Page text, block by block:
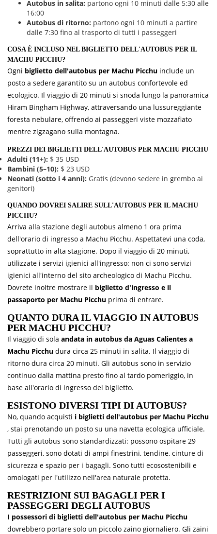
Autobus in salita: partono ogni 10 minuti dalle 5:30 alle
16:00
Autobus di ritorno: partono ogni 10 minuti a partire
dalle 7:30 fino al trasporto di tutti i passeggeri
COSA È INCLUSO NEL BIGLIETTO DELL'AUTOBUS PER IL
MACHU PICCHU?
Ogni biglietto dell'autobus per Machu Picchu include un
posto a sedere garantito su un autobus confortevole ed
ecologico. Il viaggio di 20 minuti si snoda lungo la panoramica
Hiram Bingham Highway, attraversando una lussureggiante
foresta nebulare, offrendo ai passeggeri viste mozzafiato
mentre zigzagano sulla montagna.
PREZZI DEI BIGLIETTI DELL'AUTOBUS PER MACHU PICCHU
Adulti (11+): $ 35 USD
Bambini (5–10): $ 23 USD
Neonati (sotto i 4 anni): Gratis (devono sedere in grembo ai
genitori)
QUANDO DOVREI SALIRE SULL'AUTOBUS PER IL MACHU
PICCHU?
Arriva alla stazione degli autobus almeno 1 ora prima
dell'orario di ingresso a Machu Picchu. Aspettatevi una coda,
soprattutto in alta stagione. Dopo il viaggio di 20 minuti,
utilizzate i servizi igienici all'ingresso: non ci sono servizi
igienici all'interno del sito archeologico di Machu Picchu.
Dovrete inoltre mostrare il biglietto d'ingresso e il
passaporto per Machu Picchu prima di entrare.
QUANTO DURA IL VIAGGIO IN AUTOBUS
PER MACHU PICCHU?
Il viaggio di sola andata in autobus da Aguas Calientes a
Machu Picchu dura circa 25 minuti in salita. Il viaggio di
ritorno dura circa 20 minuti. Gli autobus sono in servizio
continuo dalla mattina presto fino al tardo pomeriggio, in
base all'orario di ingresso del biglietto.
ESISTONO DIVERSI TIPI DI AUTOBUS?
No, quando acquisti i biglietti dell'autobus per Machu Picchu
, stai prenotando un posto su una navetta ecologica ufficiale.
Tutti gli autobus sono standardizzati: possono ospitare 29
passeggeri, sono dotati di ampi finestrini, tendine, cinture di
sicurezza e spazio per i bagagli. Sono tutti ecosostenibili e
omologati per l'utilizzo nell'area naturale protetta.
RESTRIZIONI SUI BAGAGLI PER I
PASSEGGERI DEGLI AUTOBUS
I possessori di biglietti dell'autobus per Machu Picchu
dovrebbero portare solo un piccolo zaino giornaliero. Gli zaini